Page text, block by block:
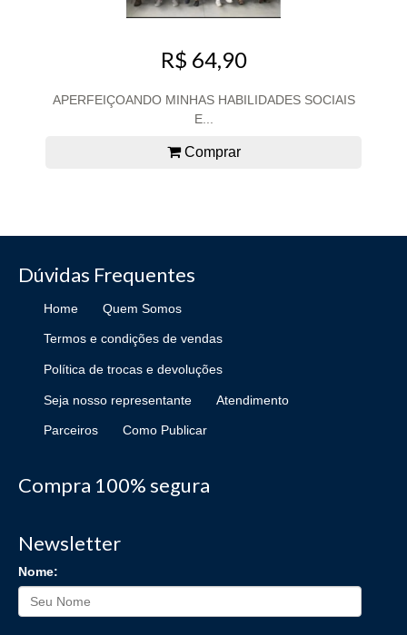
R$ 64,90
APERFEIÇOANDO MINHAS HABILIDADES SOCIAIS
E...
Comprar
Dúvidas Frequentes
Home Quem Somos
Termos e condições de vendas
Política de trocas e devoluções
Seja nosso representante Atendimento
Parceiros Como Publicar
Compra 100% segura
Newsletter
Nome: